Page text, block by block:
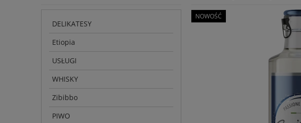
DELIKATESY
Etiopia
USŁUGI
WHISKY
Zibibbo
PIWO
NOWOŚĆ